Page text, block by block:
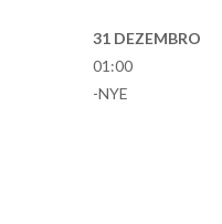
31 DEZEMBRO
01:00
-NYE